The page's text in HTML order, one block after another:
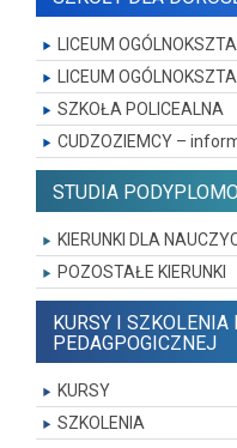
LICEUM
LICEUM
SZKOŁA POLICEALNA
CUDZOZIEMCY –
STUDIA
KIERUNKI DLA
POZOSTAŁE KIERUNKI
KURSY I SZKOLENIA
PEDAGPOGICZNEJ
KURSY
SZKOLENIA